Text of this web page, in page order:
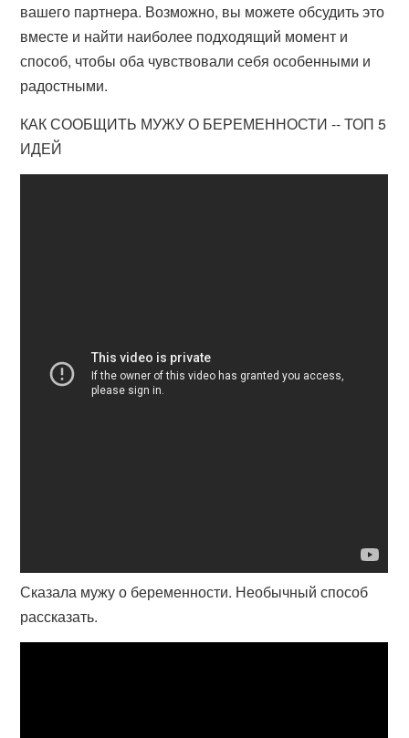
вашего партнера. Возможно, вы можете обсудить это
вместе и найти наиболее подходящий момент и
способ, чтобы оба чувствовали себя особенными и
радостными.
КАК СООБЩИТЬ МУЖУ О БЕРЕМЕННОСТИ -- ТОП 5
ИДЕЙ
Сказала мужу о беременности. Необычный способ
рассказать.